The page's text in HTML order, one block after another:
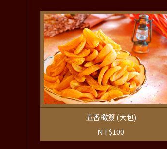
五香橄簽 (大包)
NT$100